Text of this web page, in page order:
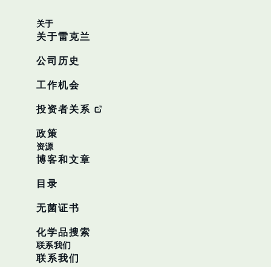
关于
关于雷克兰
公司历史
工作机会
投资者关系
政策
资源
博客和文章
目录
无菌证书
化学品搜索
联系我们
联系我们